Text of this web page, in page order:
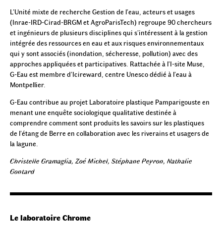
L’Unité mixte de recherche Gestion de l’eau, acteurs et usages
(Inrae-IRD-Cirad-BRGM et AgroParisTech) regroupe 90 chercheurs
et ingénieurs de plusieurs disciplines qui s’intéressent à la gestion
intégrée des ressources en eau et aux risques environnementaux
qui y sont associés (inondation, sécheresse, pollution) avec des
approches appliquées et participatives. Rattachée à l’I-site Muse,
G-Eau est membre d’Icireward, centre Unesco dédié à l’eau à
Montpellier.
G-Eau contribue au projet Laboratoire plastique Pamparigouste en
menant une enquête sociologique qualitative destinée à
comprendre comment sont produits les savoirs sur les plastiques
de l’étang de Berre en collaboration avec les riverains et usagers de
la lagune.
Christelle Gramaglia, Zoé Michel, Stéphane Peyron, Nathalie
Gontard
Le laboratoire Chrome